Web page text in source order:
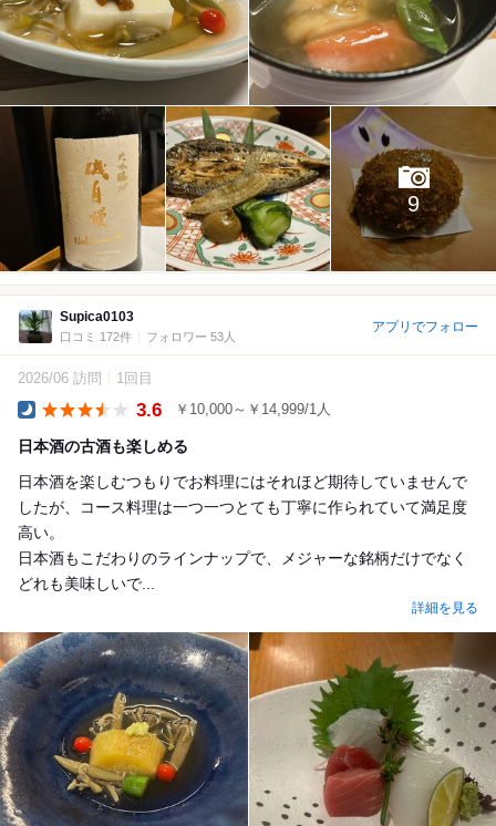
9
Supica0103
口コミ 172件 フォロワー 53人
アプリでフォロー
2026/06 訪問 1回目
3.6 ￥10,000～￥14,999/1人
日本酒の古酒も楽しめる
日本酒を楽しむつもりでお料理にはそれほど期待していませんで
したが、コース料理は一つ一つとても丁寧に作られていて満足度
高い。
日本酒もこだわりのラインナップで、メジャーな銘柄だけでなく
どれも美味しいで...
詳細を見る